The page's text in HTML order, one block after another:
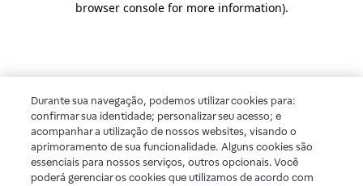
browser console for more information).
Durante sua navegação, podemos utilizar cookies para:
confirmar sua identidade; personalizar seu acesso; e
acompanhar a utilização de nossos websites, visando o
aprimoramento de sua funcionalidade. Alguns cookies são
essenciais para nossos serviços, outros opcionais. Você
poderá gerenciar os cookies que utilizamos de acordo com